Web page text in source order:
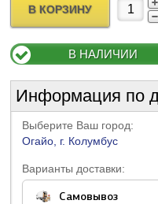
В КОРЗИНУ
В НАЛИЧИИ
Информация по
Выберите Ваш город:
Огайо, г. Колумбус
Варианты доставки:
Самовывоз